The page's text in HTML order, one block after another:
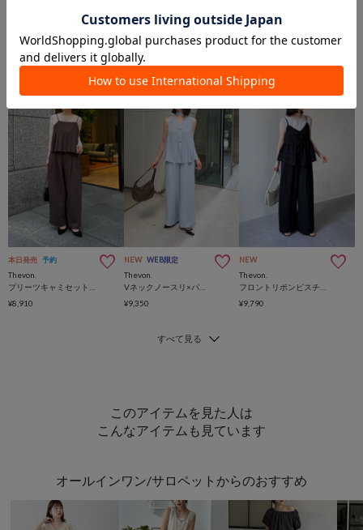
本日発売 予約
Thevon.
¥8,910
NEW WEB限定
Thevon.
Vネックノースリ×パンツセットアップ
¥9,350
NEW
Thevon.
¥9,790
このアイテムを見た人は
こんなアイテムも見ています
オールインワン/サロペットからのおすすめ